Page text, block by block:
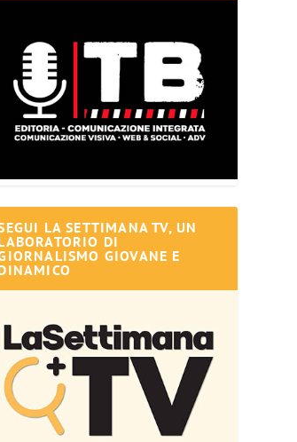
LA SETTIMANA TV, UN
DI
GIOVANE E